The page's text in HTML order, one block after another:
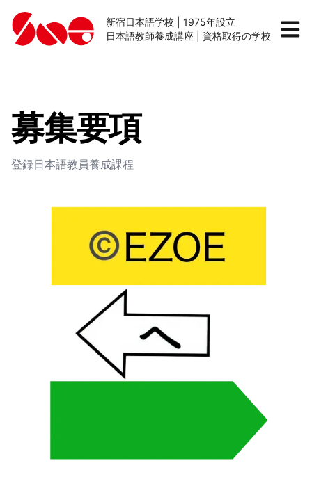
新宿日本語学校 | 1975年設立
日本語教師養成講座 | 資格取得の学校
募集要項
登録日本語教員養成課程